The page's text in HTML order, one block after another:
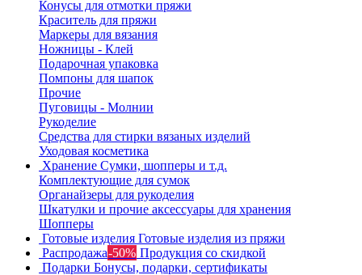
Конусы для отмотки пряжи
Краситель для пряжи
Маркеры для вязания
Ножницы - Клей
Подарочная упаковка
Помпоны для шапок
Прочие
Пуговицы - Молнии
Рукоделие
Средства для стирки вязаных изделий
Уходовая косметика
Хранение Сумки, шопперы и т.д.
Комплектующие для сумок
Органайзеры для рукоделия
Шкатулки и прочие аксессуары для хранения
Шопперы
Готовые изделия Готовые изделия из пряжи
Распродажа-50% Продукция со скидкой
Подарки Бонусы, подарки, сертификаты